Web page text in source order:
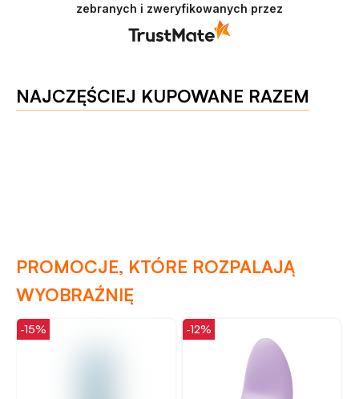
zebranych i zweryfikowanych przez
NAJCZĘŚCIEJ KUPOWANE RAZEM
PROMOCJE, KTÓRE ROZPALAJĄ
WYOBRAŹNIĘ
-15% -12%